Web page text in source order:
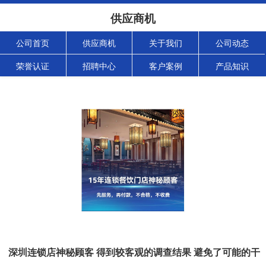
供应商机
公司首页 供应商机 关于我们 公司动态
荣誉认证 招聘中心 客户案例 产品知识
深圳连锁店神秘顾客 得到较客观的调查结果 避免了可能的干